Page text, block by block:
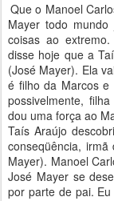
Que o Manoel
Mayer todo
coisas ao
disse hoje que a
(José Mayer). Ela
é filho da Marcos e
possivelmente,
dou uma força ao
Taís Araújo
conseqüência,
Mayer). Manoel
José Mayer se
por parte de pai.